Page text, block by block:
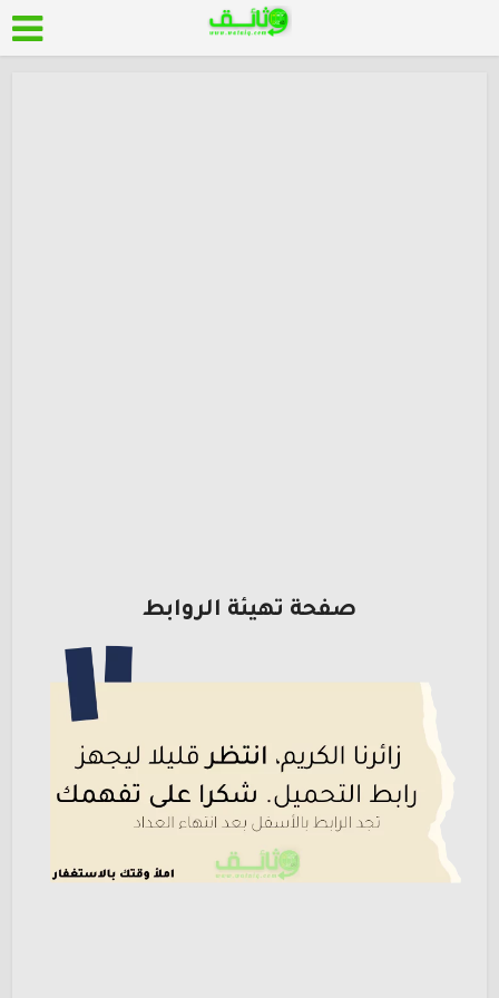
صفحة تهيئة الروابط